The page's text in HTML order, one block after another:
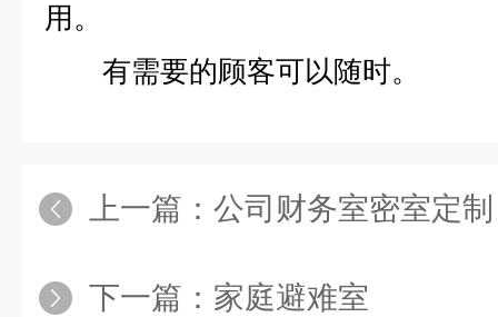
用。
有需要的顾客可以随时。
上一篇： 公司财务室密室定制
下一篇： 家庭避难室